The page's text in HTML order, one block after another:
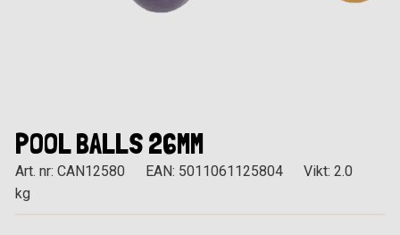
POOL BALLS 26MM
Art. nr: CAN12580 EAN: 5011061125804
Vikt: 2.0
kg